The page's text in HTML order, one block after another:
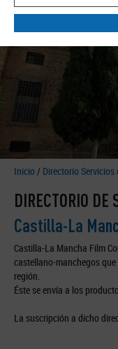
Inicio / Directorio
DIRECTORIO DE
Castilla-La
Castilla-La Mancha Film
castellano-manchegos
región.
Éste se envía a los
La suscripción a dicho